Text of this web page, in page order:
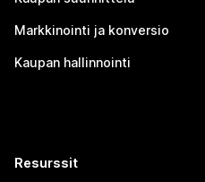
Markkinointi ja konversio
Kaupan hallinnointi
Resurssit